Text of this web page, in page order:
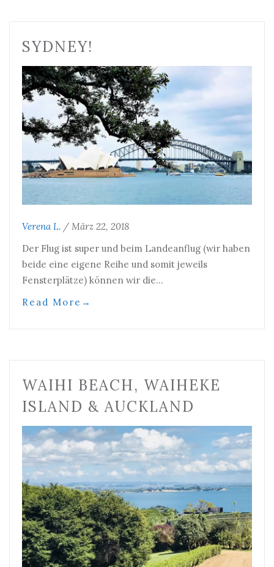
SYDNEY!
Verena L. / März 22, 2018
Der Flug ist super und beim Landeanflug (wir haben
beide eine eigene Reihe und somit jeweils
Fensterplätze) können wir die…
Read More →
WAIHI BEACH, WAIHEKE
ISLAND & AUCKLAND